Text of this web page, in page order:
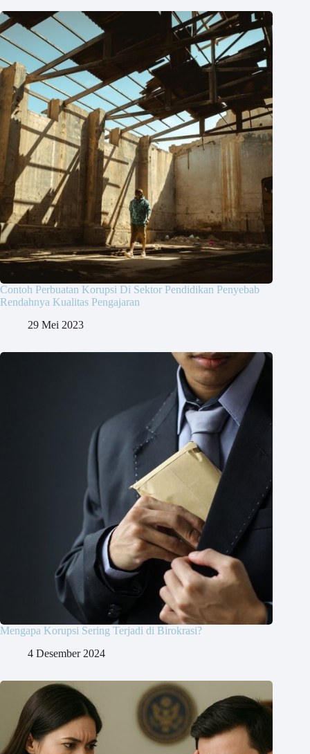
Contoh Perbuatan Korupsi Di Sektor Pendidikan Penyebab
Rendahnya Kualitas Pengajaran
29 Mei 2023
Mengapa Korupsi Sering Terjadi di Birokrasi?
4 Desember 2024